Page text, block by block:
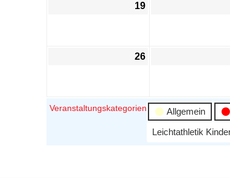
19
26
Veranstaltungskategorien Allgemein
Leichtathletik